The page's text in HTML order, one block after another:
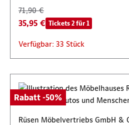
71,90 €
35,95 € Tickets 2 für 1
Verfügbar: 33 Stück
Rabatt -50%
Rüsen Möbelvertriebs GmbH &